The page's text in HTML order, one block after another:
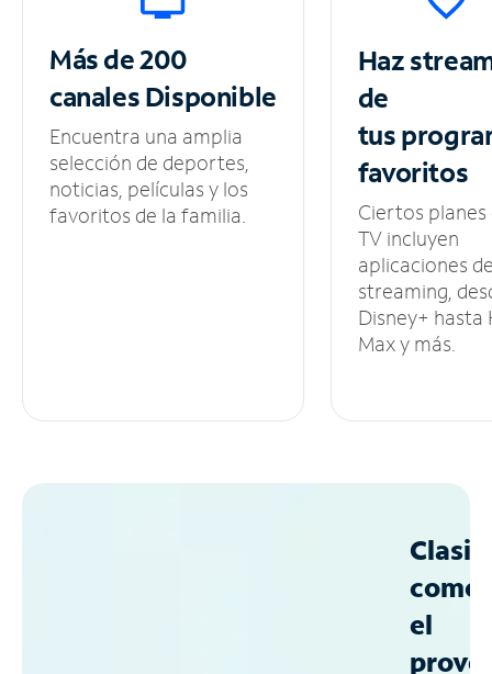
Más de 200
canalesDisponible
Encuentra una amplia
selección de deportes,
noticias, películas y los
favoritos de la familia.
Haz
de
tus
favoritos
Ciertos planes
TV incluyen
aplicaciones
streaming,
Disney+ hasta
Max y más.
como
el